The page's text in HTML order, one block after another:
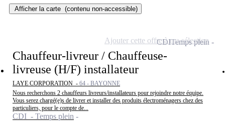
Afficher la carte (contenu non-accessible)
Chauffeur-livreur / Chauffeuse-
livreuse (H/F) installateur
LAYE CORPORATION - 64 - BAYONNE
Nous recherchons 2 chauffeurs livreurs/installateurs pour rejoindre notre équipe.
Vous serez chargé(e)s de livrer et installer des produits électroménagers chez des
particuliers, pour le compte de...
CDI - Temps plein
CDITemps plein
Ajouter cette offre à ma sélection